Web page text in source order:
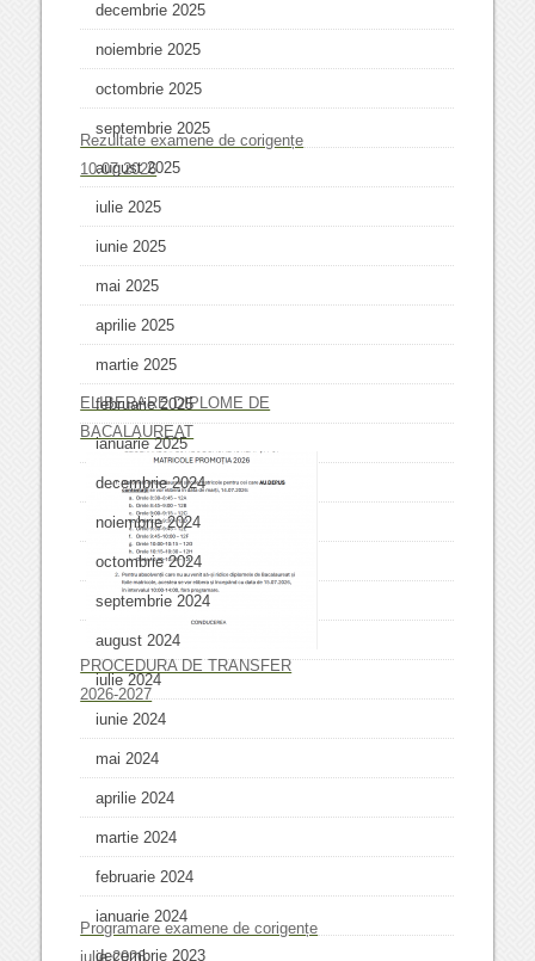
Rezultate examene de corigențe
10.07.2026
ELIBERARE DIPLOME DE
BACALAUREAT
PROCEDURA DE TRANSFER
2026-2027
Programare examene de corigențe
iulie 2026
decembrie 2025
noiembrie 2025
octombrie 2025
septembrie 2025
august 2025
iulie 2025
iunie 2025
mai 2025
aprilie 2025
martie 2025
februarie 2025
ianuarie 2025
decembrie 2024
noiembrie 2024
octombrie 2024
septembrie 2024
august 2024
iulie 2024
iunie 2024
mai 2024
aprilie 2024
martie 2024
februarie 2024
ianuarie 2024
decembrie 2023